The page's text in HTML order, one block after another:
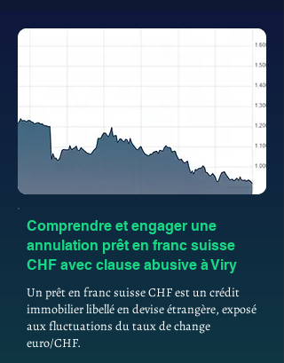
Comprendre et engager une
annulation prêt en franc suisse
CHF avec clause abusive à Viry
Un prêt en franc suisse CHF est un crédit
immobilier libellé en devise étrangère, exposé
aux fluctuations du taux de change
euro/CHF.